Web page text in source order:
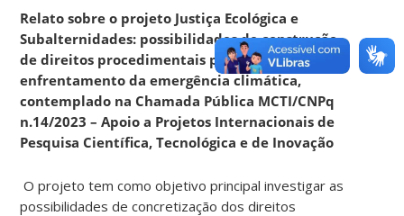
Relato sobre o projeto Justiça Ecológica e
Subalternidades: possibilidades de construção
de direitos procedimentais para o
enfrentamento da emergência climática,
contemplado na Chamada Pública MCTI/CNPq
n.14/2023 – Apoio a Projetos Internacionais de
Pesquisa Científica, Tecnológica e de Inovação
O projeto tem como objetivo principal investigar as
possibilidades de concretização dos direitos